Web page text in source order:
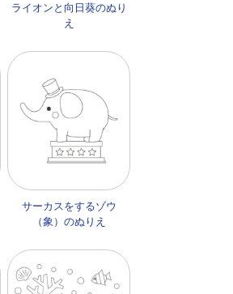
ライオンと向日葵のぬり
え
サーカスをするゾウ
（象）のぬりえ